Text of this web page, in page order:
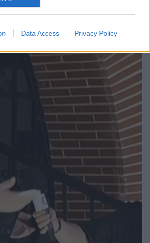
Data Access Privacy Policy
προέκυψε με τον ιερομόναχο στην